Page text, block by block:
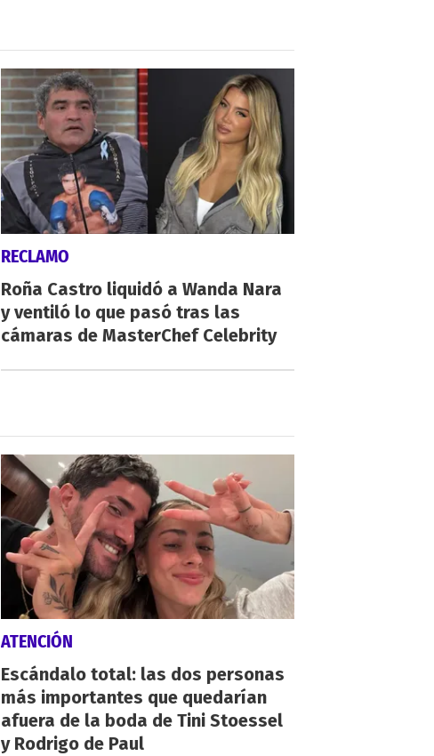
RECLAMO
Roña Castro liquidó a Wanda Nara
y ventiló lo que pasó tras las
cámaras de MasterChef Celebrity
ATENCIÓN
Escándalo total: las dos personas
más importantes que quedarían
afuera de la boda de Tini Stoessel
y Rodrigo de Paul